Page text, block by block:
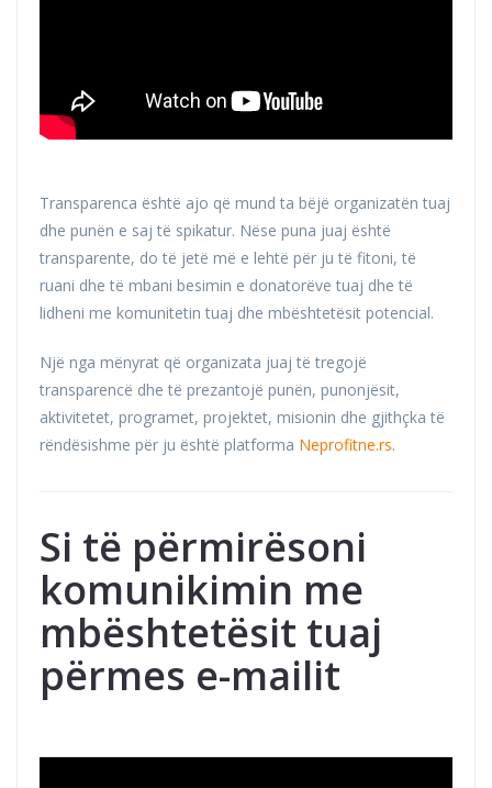
Transparenca është ajo që mund ta bëjë organizatën tuaj
dhe punën e saj të spikatur. Nëse puna juaj është
transparente, do të jetë më e lehtë për ju të fitoni, të
ruani dhe të mbani besimin e donatorëve tuaj dhe të
lidheni me komunitetin tuaj dhe mbështetësit potencial.
Një nga mënyrat që organizata juaj të tregojë
transparencë dhe të prezantojë punën, punonjësit,
aktivitetet, programet, projektet, misionin dhe gjithçka të
rëndësishme për ju është platforma Neprofitne.rs.
Si të përmirësoni
komunikimin me
mbështetësit tuaj
përmes e-mailit